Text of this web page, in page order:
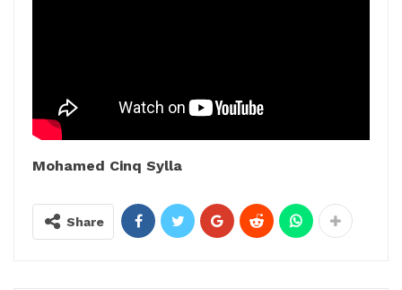
Mohamed Cinq Sylla
Share